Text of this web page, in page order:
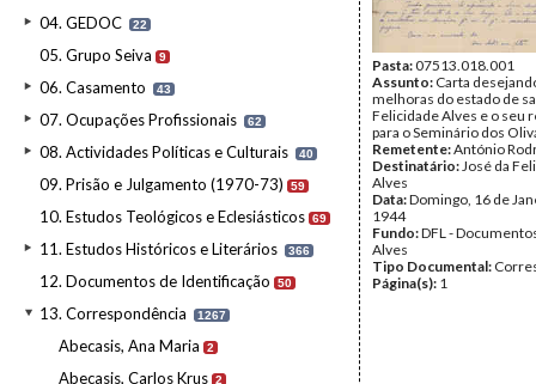
04. GEDOC 22
05. Grupo Seiva 9
06. Casamento 43
07. Ocupações Profissionais 62
08. Actividades Políticas e Culturais 40
09. Prisão e Julgamento (1970-73) 59
10. Estudos Teológicos e Eclesiásticos 69
11. Estudos Históricos e Literários 366
12. Documentos de Identificação 50
13. Correspondência 1267
Abecasis, Ana Maria 2
Abecasis, Carlos Krus 2
Pasta:07513.018.001
Assunto: Carta
melhoras do estado de
Felicidade Alves e o seu
para o Seminário dos
Remetente:António
Destinatário:José da
Alves
Data:Domingo, 16 de
1944
Fundo:DFL -
Alves
Tipo Documental:
Página(s): 1